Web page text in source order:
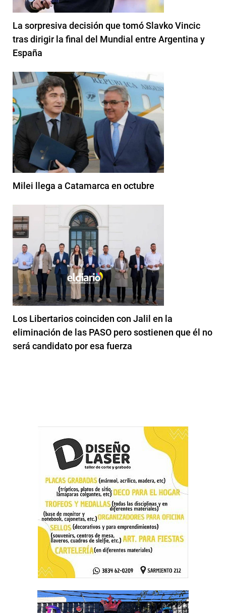
La sorpresiva decisión que tomó Slavko Vincic
tras dirigir la final del Mundial entre Argentina y
España
Milei llega a Catamarca en octubre
Los Libertarios coinciden con Jalil en la
eliminación de las PASO pero sostienen que él no
será candidato por esa fuerza